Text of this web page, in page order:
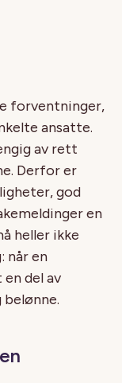
forventninger,
ansatte.
av rett
Derfor er
god
en
heller ikke
når en
del av
belønne.